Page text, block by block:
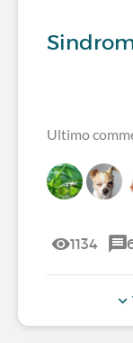
Ultimo
1134